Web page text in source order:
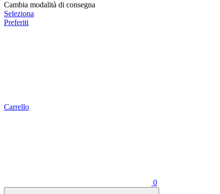
Cambia modalità di consegna
Seleziona
Preferiti
Carrello
0